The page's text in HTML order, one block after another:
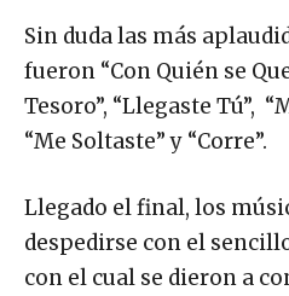
Sin duda las más
fueron “Con Quién se
Tesoro”, “Llegaste Tú”,
“Me Soltaste” y “Corre”.
Llegado el final, los
despedirse con el
con el cual se dieron a